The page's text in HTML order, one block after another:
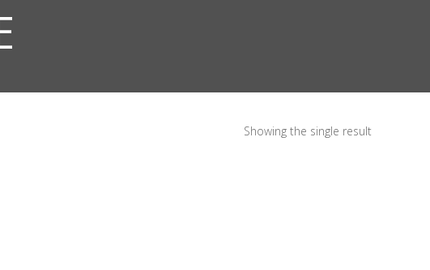
Showing the single result